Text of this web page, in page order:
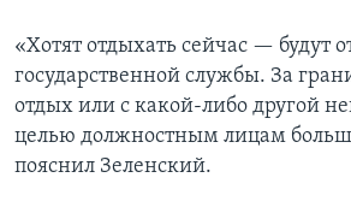
«Хотят отдыхать сейчас — будут
государственной службы. За
отдых или с какой-либо другой
целью должностным лицам
пояснил Зеленский.